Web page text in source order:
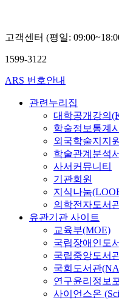
고객센터 (평일:
1599-3122
ARS 번호안내
관련누리집
대학공개강의
학술정보통계
외국학술지지
학술관계분석
사서커뮤니티
기관회원
지식나눔
의학전자도서
유관기관 사이트
교육부(MOE)
국립장애인도
국립중앙도서
국회도서관
연구윤리정보
사이언스온